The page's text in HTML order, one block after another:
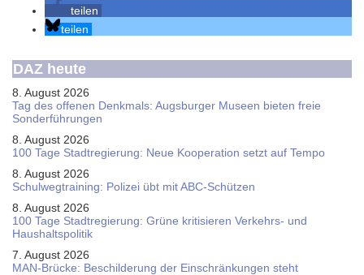
teilen
teilen
DAZ heute
8. August 2026
Tag des offenen Denkmals: Augsburger Museen bieten freie
Sonderführungen
8. August 2026
100 Tage Stadtregierung: Neue Kooperation setzt auf Tempo
8. August 2026
Schul­weg­trai­ning: Poli­zei übt mit ABC-Schüt­zen
8. August 2026
100 Tage Stadtregierung: Grüne kritisieren Verkehrs- und
Haushaltspolitik
7. August 2026
MAN-Brücke: Beschilderung der Einschränkungen steht